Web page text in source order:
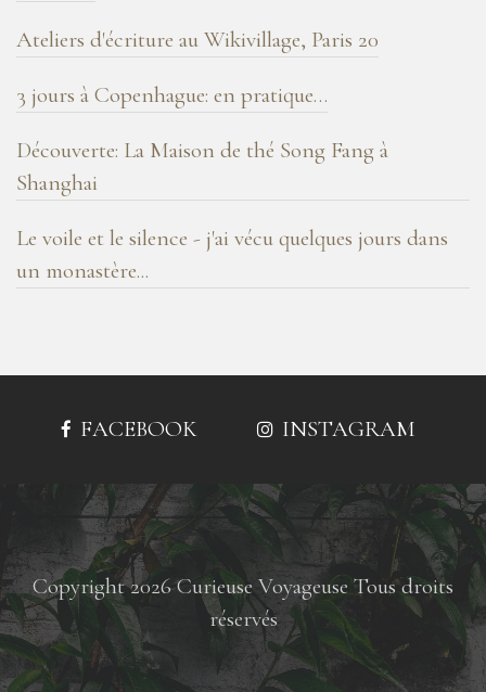
Ateliers d'écriture au Wikivillage, Paris 20
3 jours à Copenhague: en pratique…
Découverte: La Maison de thé Song Fang à
Shanghai
Le voile et le silence - j'ai vécu quelques jours dans
un monastère...
FACEBOOK INSTAGRAM
Copyright 2026 Curieuse Voyageuse Tous droits
réservés